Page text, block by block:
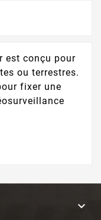
est conçu pour
ou terrestres.
fixer une
